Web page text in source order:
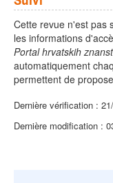
Cette revue n'est pas
les informations
Portal hrvatskih
automatiquement
permettent de
Dernière vérification :
Dernière modification :